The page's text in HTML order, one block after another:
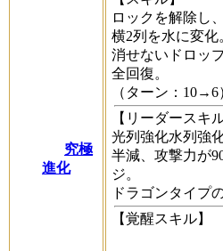
究極
進化
ロックを解除し
横2列を水に変化
消せないドロッ
全回復。
（ターン：10→6
【リーダースキル
光列強化水列強
半減、攻撃力が
ジ。
ドラゴンタイプ
【覚醒スキル】